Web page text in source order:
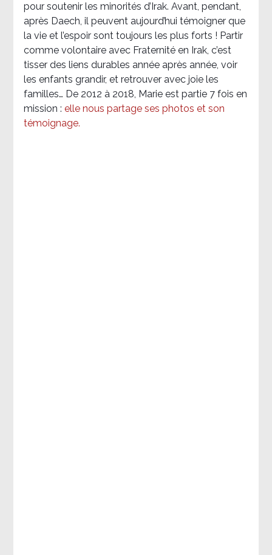
pour soutenir les minorités d’Irak. Avant, pendant,
après Daech, il peuvent aujourd’hui témoigner que
la vie et l’espoir sont toujours les plus forts ! Partir
comme volontaire avec Fraternité en Irak, c’est
tisser des liens durables année après année, voir
les enfants grandir, et retrouver avec joie les
familles… De 2012 à 2018, Marie est partie 7 fois en
mission : elle nous partage ses photos et son
témoignage.